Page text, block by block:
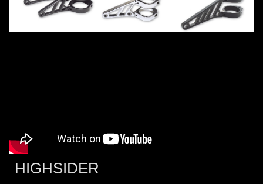
HIGHSIDER